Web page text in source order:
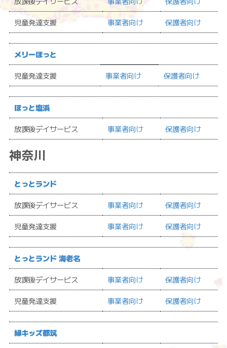
児童発達支援
事業者向け 保護者向け
メリーほっと
児童発達支援
事業者向け 保護者向け
ほっと塩浜
放課後デイサービス
事業者向け 保護者向け
神奈川
とっとランド
放課後デイサービス
事業者向け
保護者向け
児童発達支援
事業者向け 保護者向け
とっとランド 海老名
放課後デイサービス
事業者向け
保護者向け
児童発達支援
事業者向け 保護者向け
縁キッズ都筑